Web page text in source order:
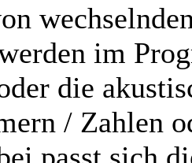
im
die
/ Zahlen